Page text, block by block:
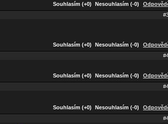
Souhlasím (+0) Nesouhlasím (-0)
Souhlasím (+0) Nesouhlasím (-0)
Souhlasím (+0) Nesouhlasím (-0)
Souhlasím (+0) Nesouhlasím (-0)